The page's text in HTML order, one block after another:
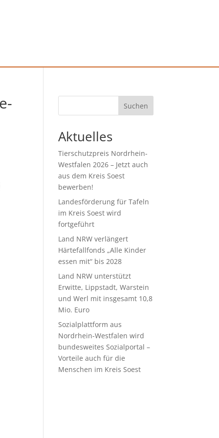
Suchen
Aktuelles
Tierschutzpreis Nordrhein-
Westfalen 2026 – Jetzt auch
aus dem Kreis Soest
bewerben!
Landesförderung für Tafeln
im Kreis Soest wird
fortgeführt
Land NRW verlängert
Härtefallfonds „Alle Kinder
essen mit“ bis 2028
Land NRW unterstützt
Erwitte, Lippstadt, Warstein
und Werl mit insgesamt 10,8
Mio. Euro
Sozialplattform aus
Nordrhein-Westfalen wird
bundesweites Sozialportal –
Vorteile auch für die
Menschen im Kreis Soest